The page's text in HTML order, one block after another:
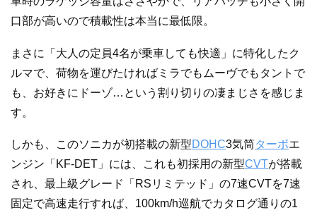
口部が高いので積載性は本当に最低限。
まさに「大人の定員4名が乗車しても快適」に特化したク
ルマで、荷物を運びたければミラでもムーヴでもタントで
も、お好きにドーゾ…という割り切りの凄まじさを感じま
す。
しかも、このソニカが初搭載の新型DOHC3気筒ターボエ
ンジン「KF-DET」には、これも初採用の新型CVTが搭載
され、最上級グレード「RSリミテッド」の7速CVTを7速
固定で高速走行すれば、100km/h巡航でカタログ通りの1